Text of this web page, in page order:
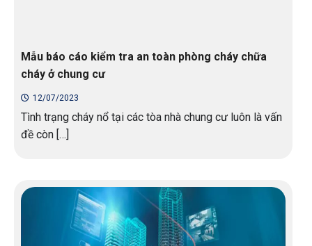
Mẫu báo cáo kiểm tra an toàn phòng cháy chữa
cháy ở chung cư
12/07/2023
Tình trạng cháy nổ tại các tòa nhà chung cư luôn là vấn
đề còn […]